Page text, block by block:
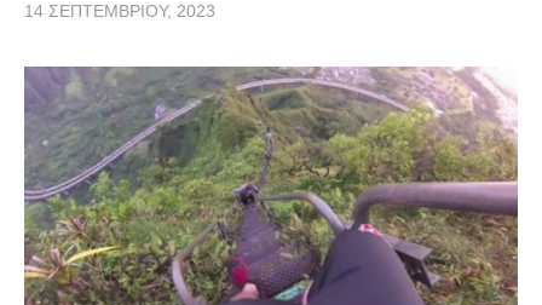
14 ΣΕΠΤΕΜΒΡΊΟΥ, 2023